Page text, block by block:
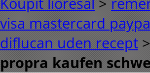
visa mastercard
diflucan uden recept >
propra kaufen